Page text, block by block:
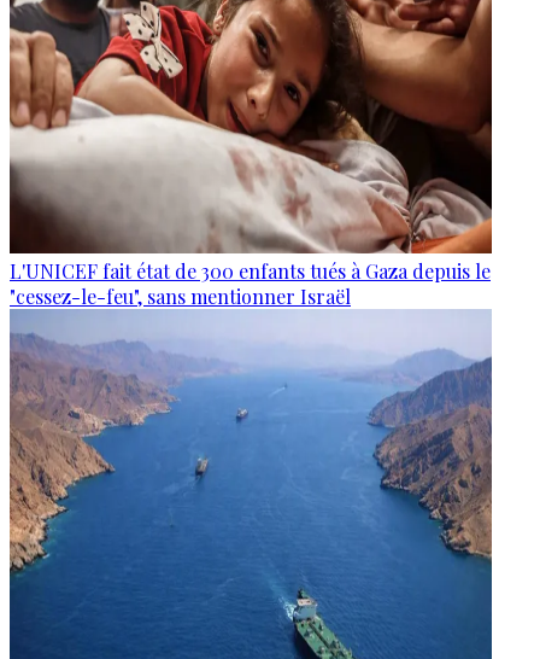
L'UNICEF fait état de 300 enfants tués à Gaza depuis le
"cessez-le-feu", sans mentionner Israël